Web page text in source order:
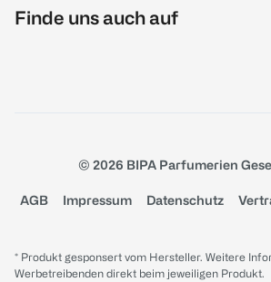
Finde uns auch auf
© 2026 BIPA Parfumerien
AGB Impressum Datenschutz
* Produkt gesponsert vom Hersteller. Weitere
Werbetreibenden direkt beim jeweiligen Produkt.